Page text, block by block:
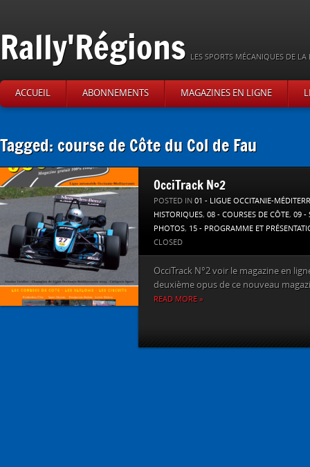
Rally'Régions LES SPORTS MÉCANIQUES DE
ACCUEIL ABONNEMENTS MAGAZINES EN LIGNE
Tagged: course de Côte du Col de Fau
OcciTrack N°2
POSTED IN 01 - LIGUE OCCITANIE-
HISTORIQUES, 08 - COURSES DE CÔTE, 09 -
PHOTOS, 15 - PROGRAMME ET
CLOSED
OcciTrack N°2 voir le magazine en
deuxième opus de ce nouveau
READ MORE »